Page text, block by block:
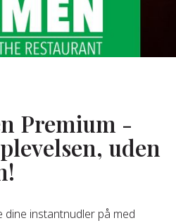
Premium -
uden
dine instantnudler på med